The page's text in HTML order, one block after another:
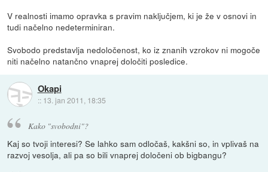
V realnosti imamo opravka s pravim naključjem, ki je že v osnovi in
tudi načelno nedeterminiran.
Svobodo predstavlja nedoločenost, ko iz znanih vzrokov ni mogoče
niti načelno natančno vnaprej določiti posledice.
Okapi
:: 13. jan 2011, 18:35
Kako "svobodni"?
Kaj so tvoji interesi? Se lahko sam odločaš, kakšni so, in vplivaš na
razvoj vesolja, ali pa so bili vnaprej določeni ob bigbangu?